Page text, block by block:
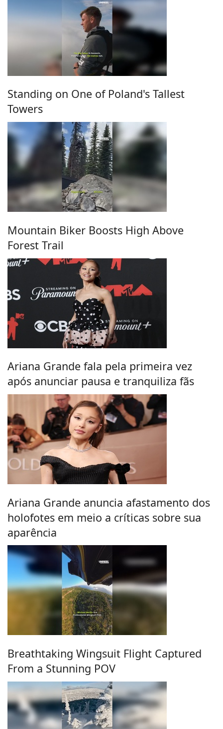
Standing on One of Poland's Tallest
Towers
Mountain Biker Boosts High Above
Forest Trail
Ariana Grande fala pela primeira vez
após anunciar pausa e tranquiliza fãs
Ariana Grande anuncia afastamento dos
holofotes em meio a críticas sobre sua
aparência
Breathtaking Wingsuit Flight Captured
From a Stunning POV